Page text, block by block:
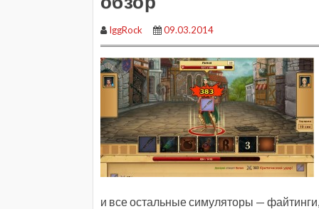
IggRock 09.03.2014
и все остальные симуляторы —